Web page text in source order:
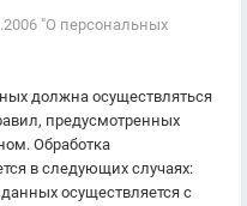
"О персональных
должна осуществляться
предусмотренных
Обработка
в следующих случаях:
осуществляется с